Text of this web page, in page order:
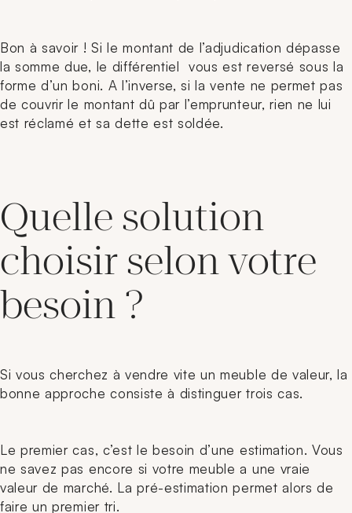
Bon à savoir ! Si le montant de l’adjudication dépasse
la somme due, le différentiel vous est reversé sous la
forme d’un boni. A l’inverse, si la vente ne permet pas
de couvrir le montant dû par l’emprunteur, rien ne lui
est réclamé et sa dette est soldée.
Quelle solution
choisir selon votre
besoin ?
Si vous cherchez à vendre vite un meuble de valeur, la
bonne approche consiste à distinguer trois cas.
Le premier cas, c’est le besoin d’une estimation. Vous
ne savez pas encore si votre meuble a une vraie
valeur de marché. La pré-estimation permet alors de
faire un premier tri.